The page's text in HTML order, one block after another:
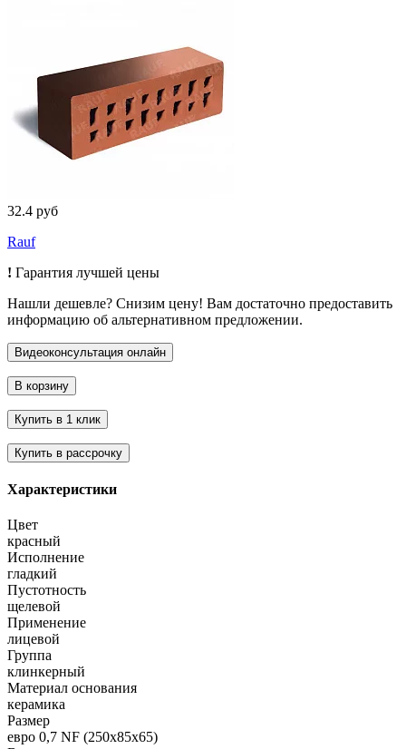
32.4 руб
Rauf
! Гарантия лучшей цены
Нашли дешевле? Снизим цену! Вам достаточно предоставить
информацию об альтернативном предложении.
Характеристики
Цвет
красный
Исполнение
гладкий
Пустотность
щелевой
Применение
лицевой
Группа
клинкерный
Материал основания
керамика
Размер
евро 0,7 NF (250х85х65)